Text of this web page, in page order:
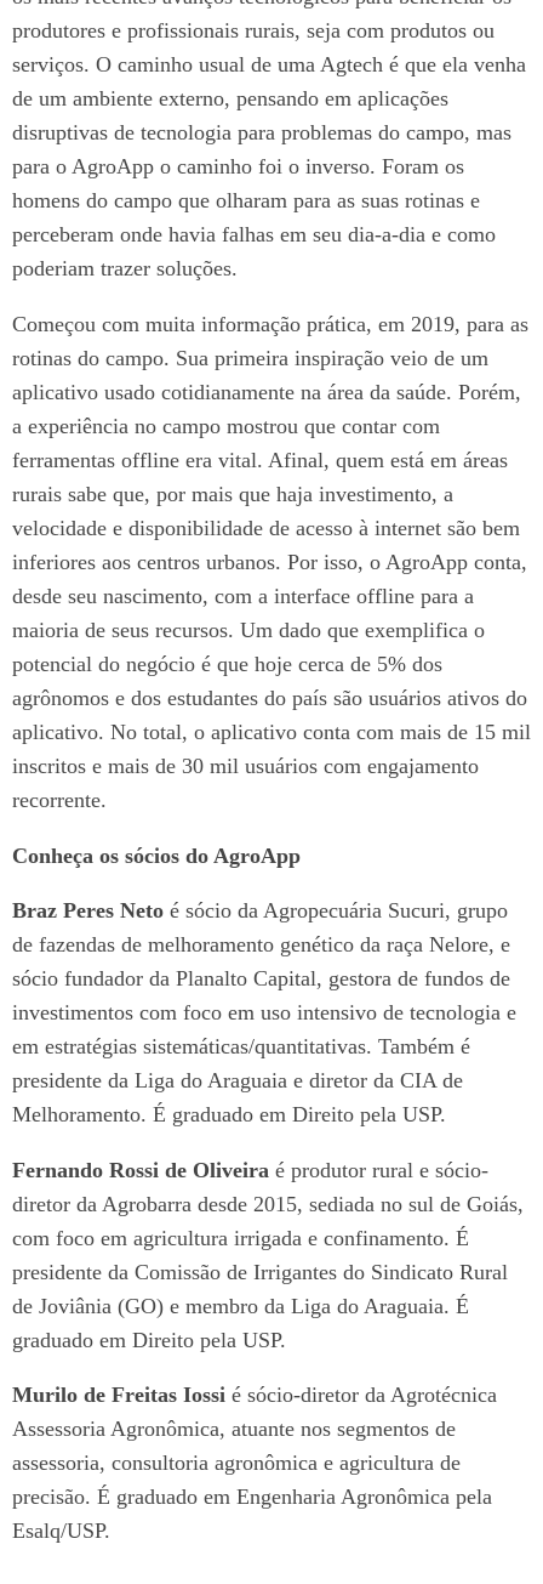
produtores e profissionais rurais, seja com produtos ou
serviços. O caminho usual de uma Agtech é que ela venha
de um ambiente externo, pensando em aplicações
disruptivas de tecnologia para problemas do campo, mas
para o AgroApp o caminho foi o inverso. Foram os
homens do campo que olharam para as suas rotinas e
perceberam onde havia falhas em seu dia-a-dia e como
poderiam trazer soluções.
Começou com muita informação prática, em 2019, para as
rotinas do campo. Sua primeira inspiração veio de um
aplicativo usado cotidianamente na área da saúde. Porém,
a experiência no campo mostrou que contar com
ferramentas offline era vital. Afinal, quem está em áreas
rurais sabe que, por mais que haja investimento, a
velocidade e disponibilidade de acesso à internet são bem
inferiores aos centros urbanos. Por isso, o AgroApp conta,
desde seu nascimento, com a interface offline para a
maioria de seus recursos. Um dado que exemplifica o
potencial do negócio é que hoje cerca de 5% dos
agrônomos e dos estudantes do país são usuários ativos do
aplicativo. No total, o aplicativo conta com mais de 15 mil
inscritos e mais de 30 mil usuários com engajamento
recorrente.
Conheça os sócios do AgroApp
Braz Peres Neto é sócio da Agropecuária Sucuri, grupo
de fazendas de melhoramento genético da raça Nelore, e
sócio fundador da Planalto Capital, gestora de fundos de
investimentos com foco em uso intensivo de tecnologia e
em estratégias sistemáticas/quantitativas. Também é
presidente da Liga do Araguaia e diretor da CIA de
Melhoramento. É graduado em Direito pela USP.
Fernando Rossi de Oliveira é produtor rural e sócio-
diretor da Agrobarra desde 2015, sediada no sul de Goiás,
com foco em agricultura irrigada e confinamento. É
presidente da Comissão de Irrigantes do Sindicato Rural
de Joviânia (GO) e membro da Liga do Araguaia. É
graduado em Direito pela USP.
Murilo de Freitas Iossi é sócio-diretor da Agrotécnica
Assessoria Agronômica, atuante nos segmentos de
assessoria, consultoria agronômica e agricultura de
precisão. É graduado em Engenharia Agronômica pela
Esalq/USP.